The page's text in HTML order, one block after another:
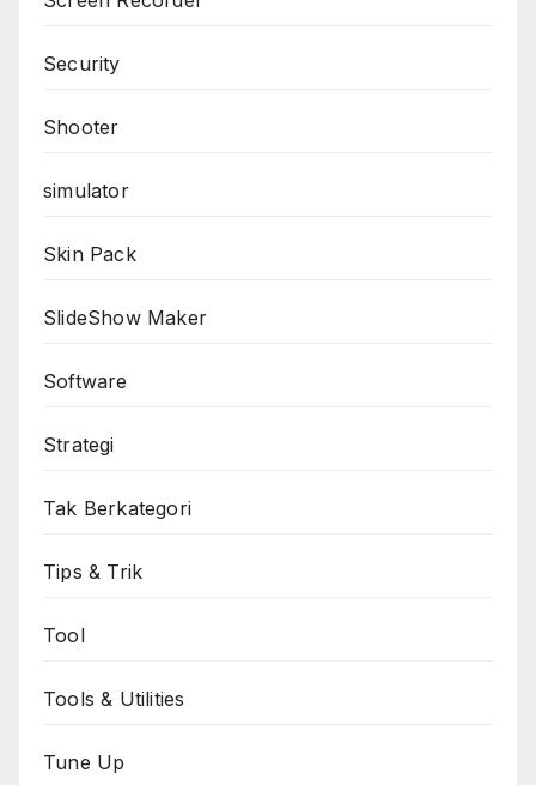
Security
Shooter
simulator
Skin Pack
SlideShow Maker
Software
Strategi
Tak Berkategori
Tips & Trik
Tool
Tools & Utilities
Tune Up